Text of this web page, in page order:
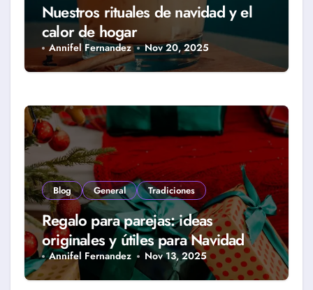
Nuestros rituales de navidad y el
calor de hogar
Annifel Fernandez Nov 20, 2025
Blog General Tradiciones
Regalo para parejas: ideas
originales y útiles para Navidad
Annifel Fernandez Nov 13, 2025